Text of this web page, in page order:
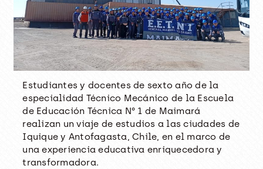
Estudiantes y docentes de sexto año de la
especialidad Técnico Mecánico de la Escuela
de Educación Técnica N° 1 de Maimará
realizan un viaje de estudios a las ciudades de
Iquique y Antofagasta, Chile, en el marco de
una experiencia educativa enriquecedora y
transformadora.